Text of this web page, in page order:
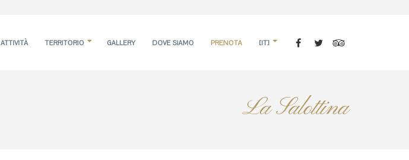
ATTIVITÀ TERRITORIO GALLERY DOVE SIAMO PRENOTA [IT]
La Salottina